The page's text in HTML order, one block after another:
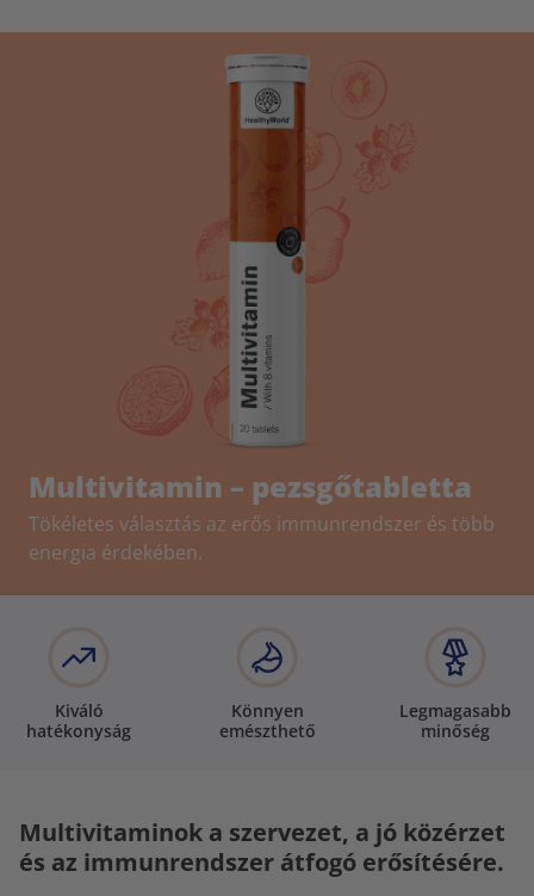
Multivitamin – pezsgőtabletta
Tökéletes választás az erős immunrendszer és több
energia érdekében.
Kiváló
hatékonyság
Könnyen
emészthető
Legmagasabb
minőség
Multivitaminok a szervezet, a jó közérzet
és az immunrendszer átfogó erősítésére.